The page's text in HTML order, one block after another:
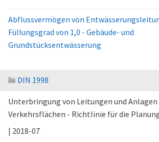
Abflussvermögen von
Füllungsgrad von 1,0 - Gebäude- und
Grundstücksentwässerung
DIN 1998
Unterbringung von Leitungen und
Verkehrsflächen - Richtlinie für die
| 2018-07